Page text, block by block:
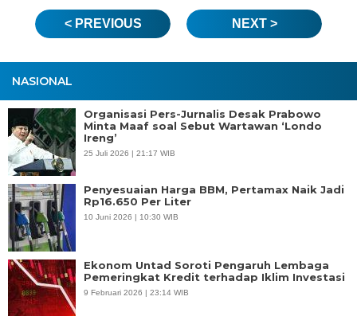
NASIONAL
Organisasi Pers-Jurnalis Desak Prabowo
Minta Maaf soal Sebut Wartawan ‘Londo
Ireng’
25 Juli 2026 | 21:17 WIB
Penyesuaian Harga BBM, Pertamax Naik Jadi
Rp16.650 Per Liter
10 Juni 2026 | 10:30 WIB
Ekonom Untad Soroti Pengaruh Lembaga
Pemeringkat Kredit terhadap Iklim Investasi
9 Februari 2026 | 23:14 WIB
< PREVIOUS NEXT >